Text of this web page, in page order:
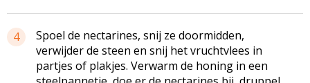
4
Spoel de nectarines, snij ze doormidden,
verwijder de steen en snij het vruchtvlees in
partjes of plakjes. Verwarm de honing in een